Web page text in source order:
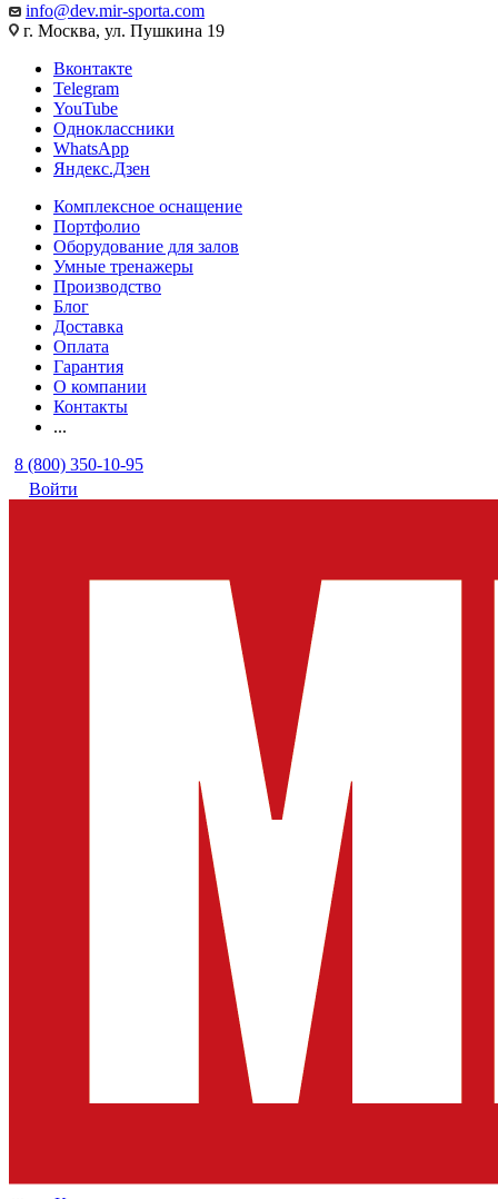
info@dev.mir-sporta.com
г. Москва, ул. Пушкина 19
Вконтакте
Telegram
YouTube
Одноклассники
WhatsApp
Яндекс.Дзен
Комплексное оснащение
Портфолио
Оборудование для залов
Умные тренажеры
Производство
Блог
Доставка
Оплата
Гарантия
О компании
Контакты
...
8 (800) 350-10-95
Войти